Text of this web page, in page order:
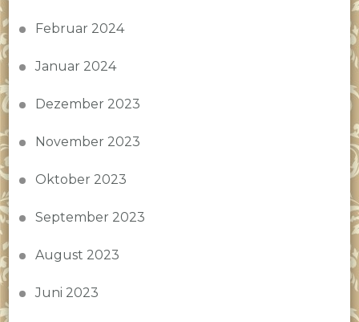
Februar 2024
Januar 2024
Dezember 2023
November 2023
Oktober 2023
September 2023
August 2023
Juni 2023